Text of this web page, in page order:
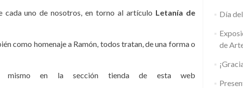
cada uno de nosotros, en torno al artículo Letanía de
como homenaje a Ramón, todos tratan, de una forma o
mismo en la sección tienda de esta web
Día
de